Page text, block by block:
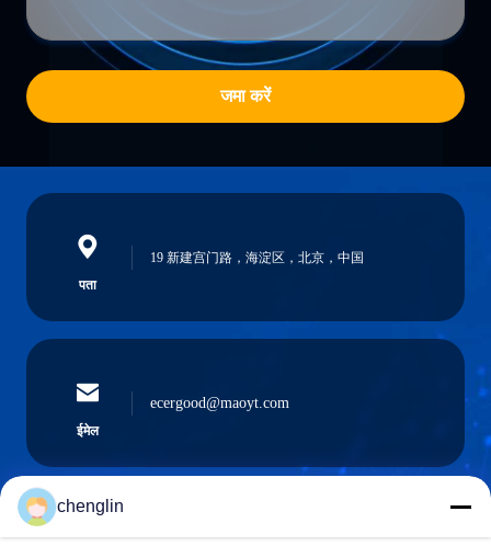
जमा करें
पता
19 新建宫门路，海淀区，北京，中国
ईमेल
ecergood@maoyt.com
chenglin